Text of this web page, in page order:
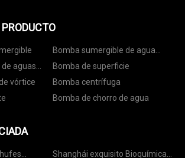
Bomba sumergible de agua
limpia
aguas
Bomba de superficie
vórtice
Bomba centrífuga
Bomba de chorro de agua
Shanghái exquisito Bioquímica